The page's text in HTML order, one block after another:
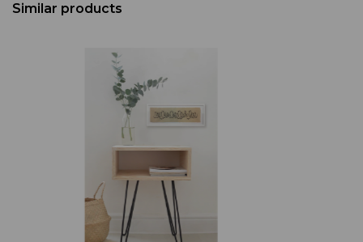
Similar products